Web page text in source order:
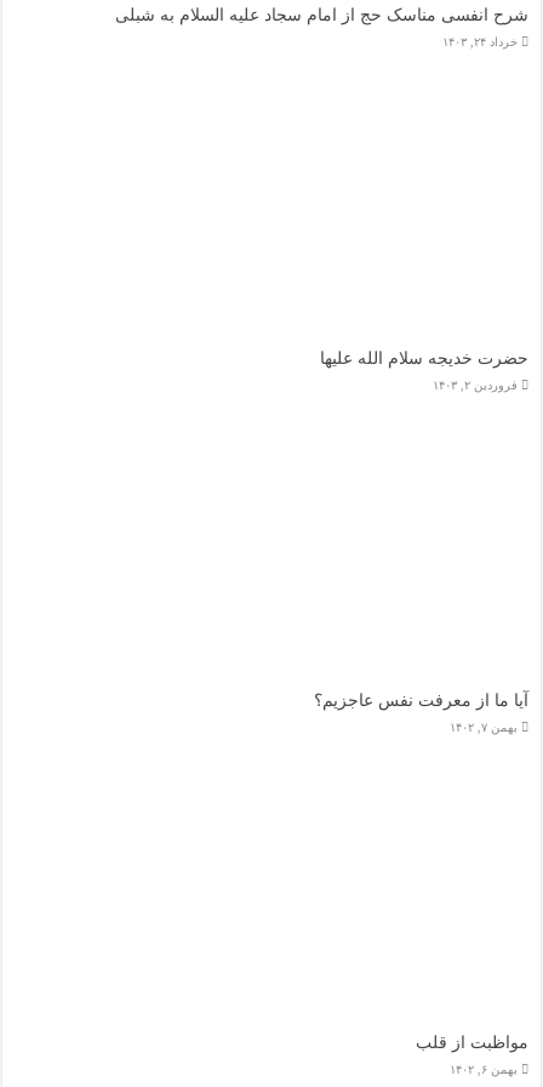
شرح انفسی مناسک حج از امام سجاد علیه السلام به شبلی
خرداد ۲۴, ۱۴۰۳
حضرت خدیجه سلام الله علیها
فروردین ۲, ۱۴۰۳
آیا ما از معرفت نفس عاجزیم؟
بهمن ۷, ۱۴۰۲
مواظبت از قلب
بهمن ۶, ۱۴۰۲